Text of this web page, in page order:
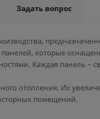
Задать вопрос
которые
Каждая панель –
отопления. Их
помещений.